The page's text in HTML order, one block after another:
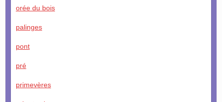
orée du bois
palinges
pont
pré
primevères